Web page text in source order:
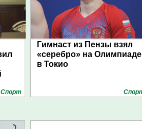
Спорт
Гимнаст из Пензы взял
«серебро» на Олимпиаде
в Токио